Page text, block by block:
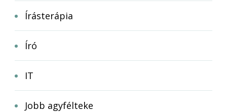
Írásterápia
Író
IT
Jobb agyfélteke